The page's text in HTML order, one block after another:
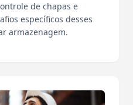
de chapas e
específicos desses
armazenagem.